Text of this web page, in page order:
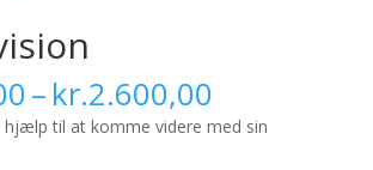
–kr.2.600,00
kr.750,00
til
hjælp til at komme videre med sin